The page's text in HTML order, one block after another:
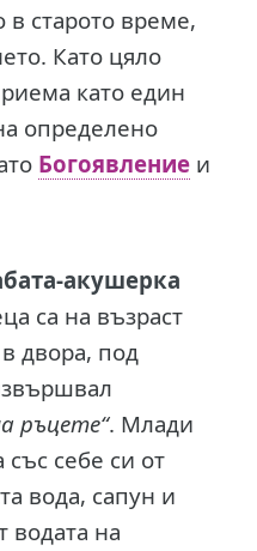
в старото време,
Като цяло
като един
определено
Богоявление и
акушерка
са на възраст
двора, под
ръцете“. Млади
себе си от
вода, сапун и
водата на